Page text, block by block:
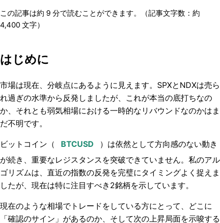
この記事は約 9 分で読むことができます。（記事文字数：約
4,400 文字）
はじめに
市場は現在、分岐点にあるように見えます。SPXとNDXは売ら
れ過ぎの水準から反発しましたが、これが本当の底打ちなの
か、それとも弱気相場における一時的なリバウンドなのかはま
だ不明です。
ビットコイン（
）は依然として方向感のない動き
が続き、重要なレジスタンスを突破できていません。私のアル
ゴリズムは、直近の指数の反発を完璧にタイミングよく捉えま
したが、現在は特に注目すべき2銘柄を示しています。
現在のような相場でトレードをしている方にとって、どこに
「確認のサイン」があるのか、そして次の上昇局面を示唆する